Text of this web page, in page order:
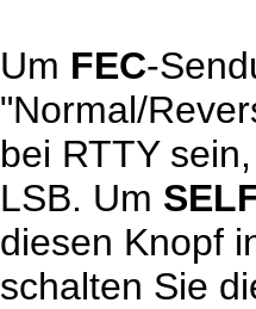
Um FEC-
"Normal/
bei RTTY
LSB. Um
diesen Knopf
schalten Sie